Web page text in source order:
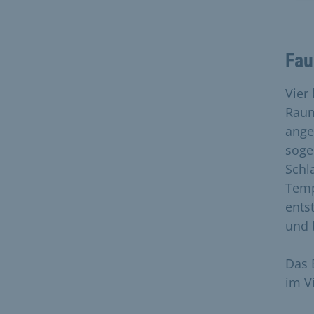
Vier
und
Das
im